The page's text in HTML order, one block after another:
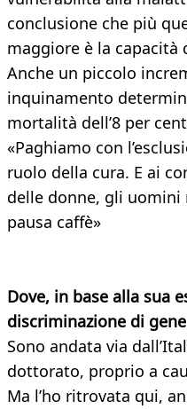
conclusione che più
maggiore è la capacità
Anche un piccolo
inquinamento
mortalità dell’8 per
«Paghiamo con
ruolo della cura. E ai
delle donne, gli
pausa caffè»
Dove, in base alla sua
discriminazione di
Sono andata via
dottorato, proprio a
Ma l’ho ritrovata qui,